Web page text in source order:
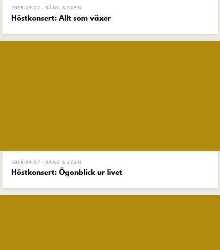
2018-09-07 - SÅNG & SCEN
Höstkonsert: Allt som växer
2018-09-07 - SÅNG & SCEN
Höstkonsert: Ögonblick ur livet